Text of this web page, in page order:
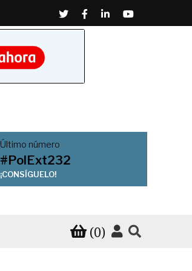
TwitterFacebook
LinkedinYoutube
Último número
#PolExt232
¡CONSÍGUELO!
(0)